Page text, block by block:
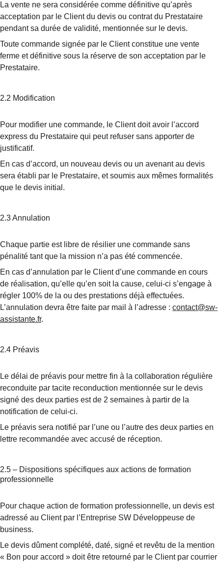
La vente ne sera considérée comme définitive qu’après
acceptation par le Client du devis ou contrat du Prestataire
pendant sa durée de validité, mentionnée sur le devis.
Toute commande signée par le Client constitue une vente
ferme et définitive sous la réserve de son acceptation par le
Prestataire.
2.2 Modification
Pour modifier une commande, le Client doit avoir l’accord
express du Prestataire qui peut refuser sans apporter de
justificatif.
En cas d’accord, un nouveau devis ou un avenant au devis
sera établi par le Prestataire, et soumis aux mêmes formalités
que le devis initial.
2.3 Annulation
Chaque partie est libre de résilier une commande sans
pénalité tant que la mission n’a pas été commencée.
En cas d’annulation par le Client d’une commande en cours
de réalisation, qu’elle qu’en soit la cause, celui-ci s’engage à
régler 100% de la ou des prestations déjà effectuées.
L’annulation devra être faite par mail à l’adresse : contact@sw-
assistante.fr.
2.4 Préavis
Le délai de préavis pour mettre fin à la collaboration régulière
reconduite par tacite reconduction mentionnée sur le devis
signé des deux parties est de 2 semaines à partir de la
notification de celui-ci.
Le préavis sera notifié par l’une ou l’autre des deux parties en
lettre recommandée avec accusé de réception.
2.5 – Dispositions spécifiques aux actions de formation
professionnelle
Pour chaque action de formation professionnelle, un devis est
adressé au Client par l’Entreprise SW Développeuse de
business.
Le devis dûment complété, daté, signé et revêtu de la mention
« Bon pour accord » doit être retourné par le Client par courrier